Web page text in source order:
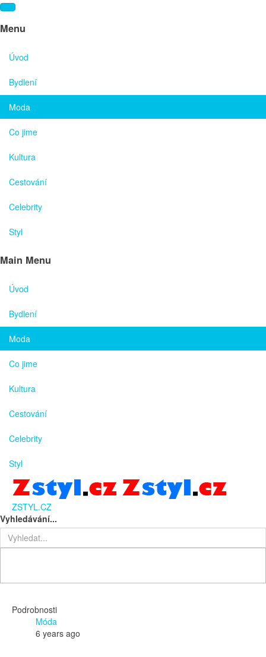
Menu
Úvod
Bydlení
Moda
Co jime
Kultura
Cestování
Celebrity
Styl
Main Menu
Úvod
Bydlení
Moda
Co jime
Kultura
Cestování
Celebrity
Styl
ZSTYL.CZ
Vyhledávání...
Podrobnosti
Móda
6 years ago